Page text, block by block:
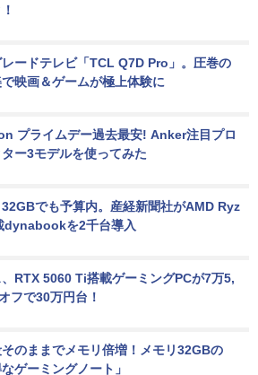
ードテレビ「TCL Q7D Pro」。圧巻の
映画＆ゲームが極上体験に
プライムデー過去最安! Anker注目プロ
ー3モデルを使ってみた
32GBでも予算内。産経新聞社がAMD Ryz
dynabookを2千台導入
RTX 5060 Ti搭載ゲーミングPCが7万5,
フで30万円台！
のままでメモリ倍増！メモリ32GBの
なゲーミングノート」